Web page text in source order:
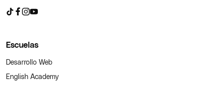
Escuelas
Desarrollo Web
English Academy